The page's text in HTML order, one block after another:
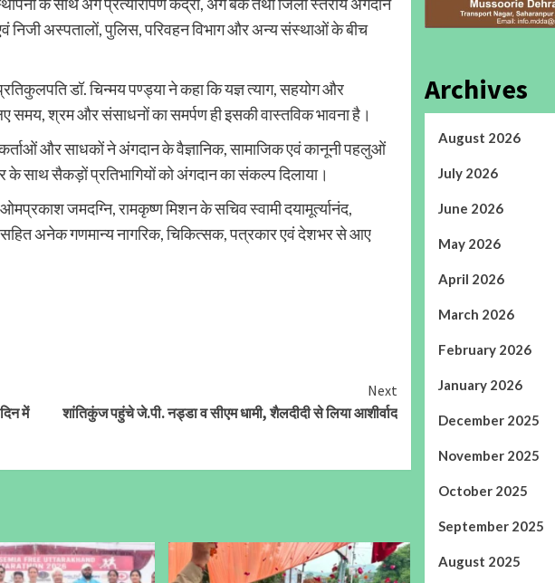
के साथ अंग प्रत्यारोपण केंद्रों, अंग बैंक तथा जिला स्तरीय अंगदान
निजी अस्पतालों, पुलिस, परिवहन विभाग और अन्य संस्थाओं के बीच
डॉ. चिन्मय पण्ड्या ने कहा कि यज्ञ त्याग, सहयोग और
श्रम और संसाधनों का समर्पण ही इसकी वास्तविक भावना है।
और साधकों ने अंगदान के वैज्ञानिक, सामाजिक एवं कानूनी पहलुओं
के साथ सैकड़ों प्रतिभागियों को अंगदान का संकल्प दिलाया।
जमदग्नि, रामकृष्ण मिशन के सचिव स्वामी दयामूर्त्यानंद,
सहित अनेक गणमान्य नागरिक, चिकित्सक, पत्रकार एवं देशभर से आए
में
Next
शांतिकुंज पहुंचे जे.पी. नड्डा व सीएम धामी, शैलदीदी से लिया आशीर्वाद
Archives
August 2026
July 2026
June 2026
May 2026
April 2026
March 2026
February 2026
January 2026
December 2025
November 2025
October 2025
September 2025
August 2025